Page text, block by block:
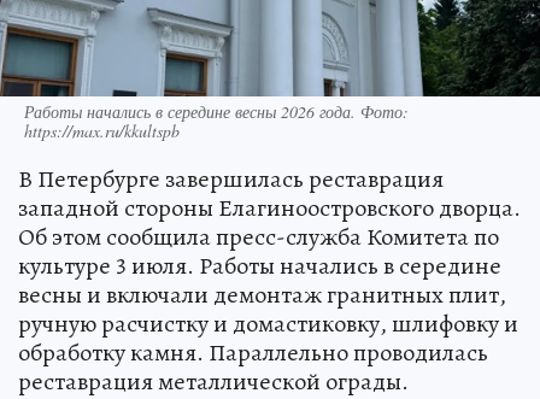
Работы начались в середине весны 2026 года. Фото:
https://max.ru/kkultspb
В Петербурге завершилась реставрация
западной стороны Елагиноостровского дворца.
Об этом сообщила пресс-служба Комитета по
культуре 3 июля. Работы начались в середине
весны и включали демонтаж гранитных плит,
ручную расчистку и домастиковку, шлифовку и
обработку камня. Параллельно проводилась
реставрация металлической ограды.